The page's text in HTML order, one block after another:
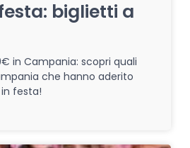
biglietti a
in Campania: scopri quali
che hanno aderito
festa!